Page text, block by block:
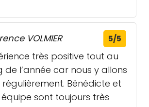
VOLMIER 5/5
très positive tout au
de l’année car nous y allons
régulièrement. Bénédicte et
sont toujours très